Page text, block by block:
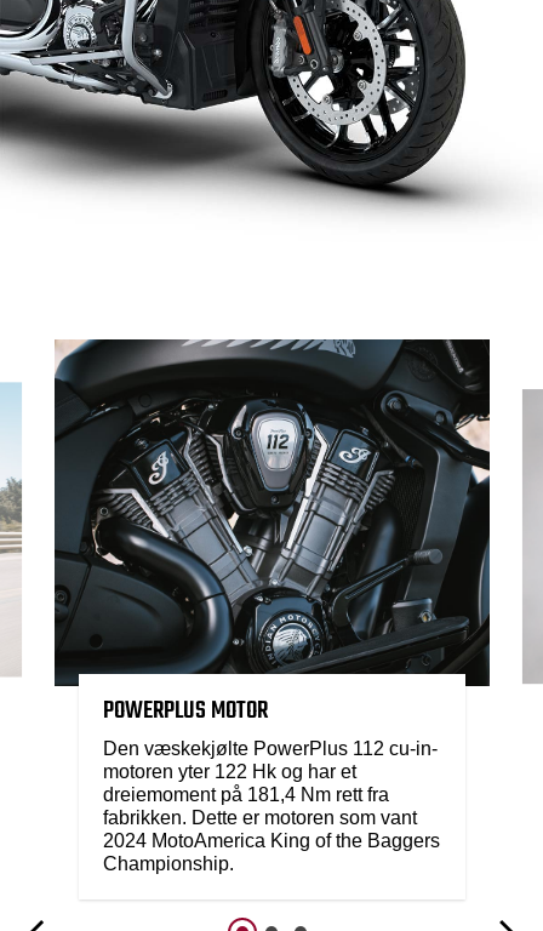
POWERPLUS MOTOR
Den væskekjølte PowerPlus 112 cu-in-
motoren yter 122 Hk og har et
dreiemoment på 181,4 Nm rett fra
fabrikken. Dette er motoren som vant
2024 MotoAmerica King of the Baggers
Championship.